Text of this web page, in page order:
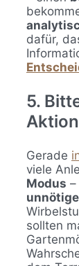
dafür,
5.
Gerade
viele
Modus –
sollten